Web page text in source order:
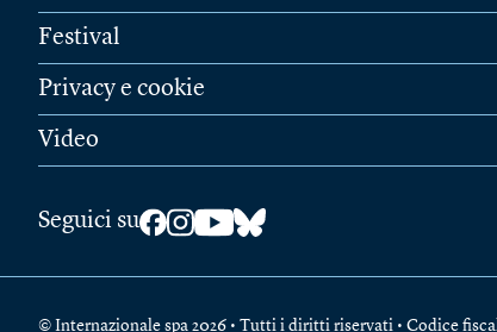
Festival
Privacy e cookie
Video
Seguici su
© Internazionale spa 2026 • Tutti i diritti riservati • Codice